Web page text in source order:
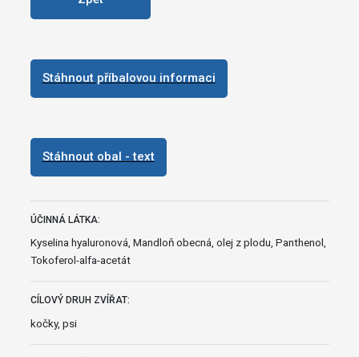
Stáhnout příbalovou informaci
Stáhnout obal - text
ÚČINNÁ LÁTKA:
Kyselina hyaluronová, Mandloň obecná, olej z plodu, Panthenol,
Tokoferol-alfa-acetát
CÍLOVÝ DRUH ZVÍŘAT:
kočky, psi